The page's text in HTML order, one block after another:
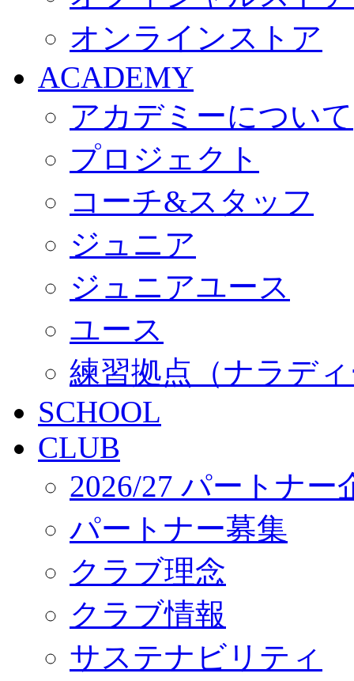
オンラインストア
ACADEMY
アカデミーについて
プロジェクト
コーチ&スタッフ
ジュニア
ジュニアユース
ユース
練習拠点（ナラデ
SCHOOL
CLUB
2026/27 パートナー
パートナー募集
クラブ理念
クラブ情報
サステナビリティ